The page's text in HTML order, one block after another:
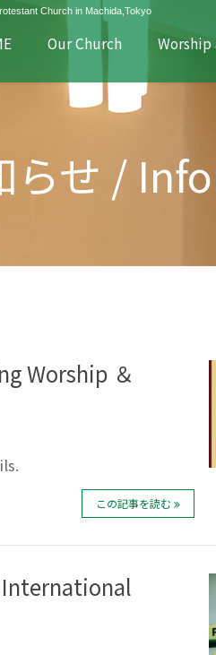
Church in Machida,Tokyo
Our Church
らせ /
Worship ＆
この記事を読む
International